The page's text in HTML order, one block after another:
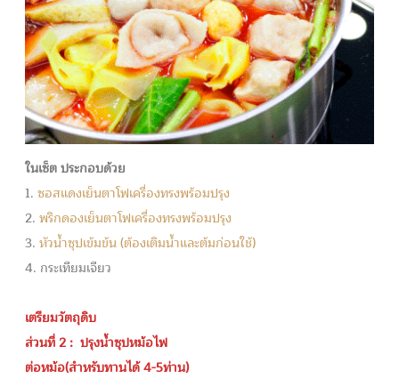
ในเซ็ต ประกอบด้วย
1. ซอสแดงเย็นตาโฟเครื่องทรงพร้อมปรุง
2. พริกดองเย็นตาโฟเครื่องทรงพร้อมปรุง
3. หัวน้ำซุปเข้มข้น (ต้องเติมน้ำและต้มก่อนใช้)
4. กระเทียมเจียว
เตรียมวัตถุดิบ
ส่วนที่ 2 : ปรุงน้ำซุปหม้อไฟ
ต่อหม้อ(สำหรับทานได้ 4-5ท่าน)